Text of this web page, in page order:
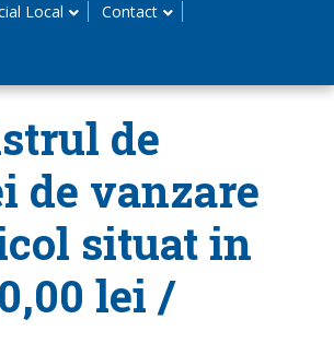
Local Contact
de
de vanzare
situat in
lei /